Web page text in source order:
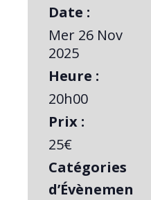
Date :
Mer 26 Nov
2025
Heure :
20h00
Prix :
25€
Catégories
d’Évènemen